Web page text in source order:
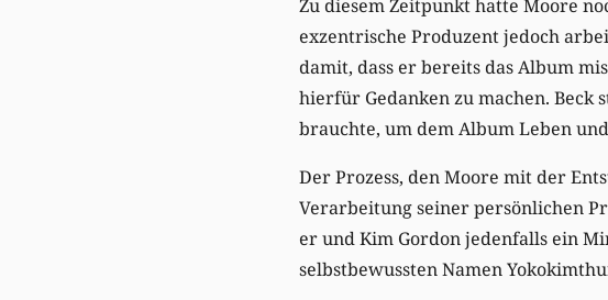
Zu diesem Zeitpunkt hatte Moore
exzentrische Produzent jedoch
damit, dass er bereits das Album
hierfür Gedanken zu machen. Beck
brauchte, um dem Album Leben
Der Prozess, den Moore mit der
Verarbeitung seiner persönlichen
er und Kim Gordon jedenfalls ein
selbstbewussten Namen